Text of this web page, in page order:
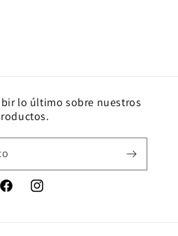
lo último sobre nuestros
FacebookInstagram